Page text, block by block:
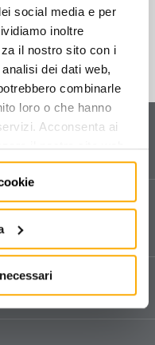
social media e per
inoltre
il nostro sito con i
dei dati web,
combinarle
loro o che hanno
Acconsenta ai
il nostro sito web.
dedicata in tutta Italia.
assistenza.
espresso.